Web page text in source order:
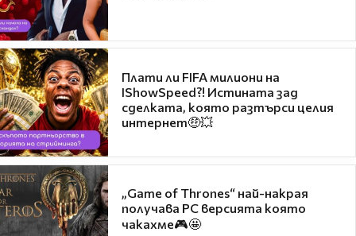
Плати ли FIFA милиони на
IShowSpeed?! Истината зад
сделката, която разтърси целия
интернет🤑💥
„Game of Thrones“ най-накрая
получава PC версията която
чакахме🎮🤩